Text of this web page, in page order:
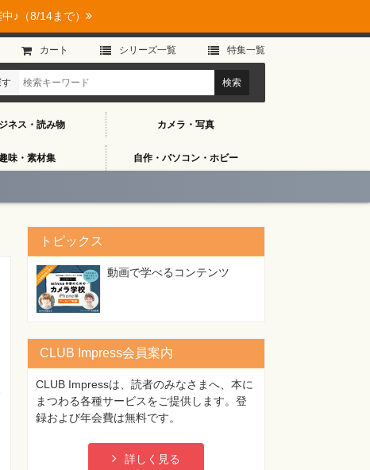
♪（8/14まで）
ネス・読み物 カメラ・写真
味・素材集 自作・パソコン・ホビー
カート シリーズ⼀覧 特集⼀覧
トピックス
動画で学べるコンテンツ
CLUB Impress会員案内
CLUB Impressは、読者のみなさまへ、本に
まつわる各種サービスをご提供します。登
録および年会費は無料です。
詳しく見る